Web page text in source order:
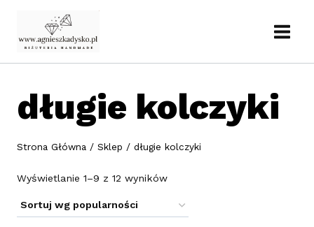
długie kolczyki
Strona Główna / Sklep / długie kolczyki
Wyświetlanie 1–9 z 12 wynikówPosortowane
popularności